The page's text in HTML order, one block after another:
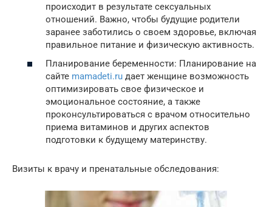
происходит в результате сексуальных
отношений. Важно, чтобы будущие родители
заранее заботились о своем здоровье, включая
правильное питание и физическую активность.
Планирование беременности: Планирование на
сайте mamadeti.ru дает женщине возможность
оптимизировать свое физическое и
эмоциональное состояние, а также
проконсультироваться с врачом относительно
приема витаминов и других аспектов
подготовки к будущему материнству.
Визиты к врачу и пренатальные обследования: